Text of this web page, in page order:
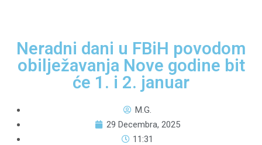
Neradni dani u FBiH povodom
obilježavanja Nove godine bit
će 1. i 2. januar
M.G.
29 Decembra, 2025
11:31